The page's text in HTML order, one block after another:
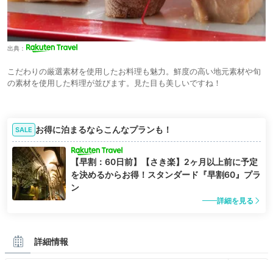
出典：
こだわりの厳選素材を使用したお料理も魅力。鮮度の高い地元素材や旬
の素材を使用した料理が並びます。見た目も美しいですね！
SALE お得に泊まるならこんなプランも！
【早割：60日前】【さき楽】2ヶ月以上前に予定
を決めるからお得！スタンダード『早割60』プラ
ン
詳細を見る
詳細情報